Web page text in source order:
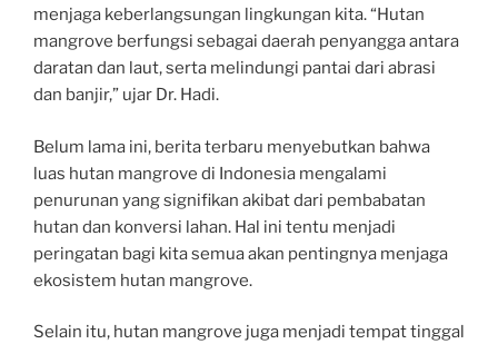
menjaga keberlangsungan lingkungan kita. “Hutan
mangrove berfungsi sebagai daerah penyangga antara
daratan dan laut, serta melindungi pantai dari abrasi
dan banjir,” ujar Dr. Hadi.
Belum lama ini, berita terbaru menyebutkan bahwa
luas hutan mangrove di Indonesia mengalami
penurunan yang signifikan akibat dari pembabatan
hutan dan konversi lahan. Hal ini tentu menjadi
peringatan bagi kita semua akan pentingnya menjaga
ekosistem hutan mangrove.
Selain itu, hutan mangrove juga menjadi tempat tinggal